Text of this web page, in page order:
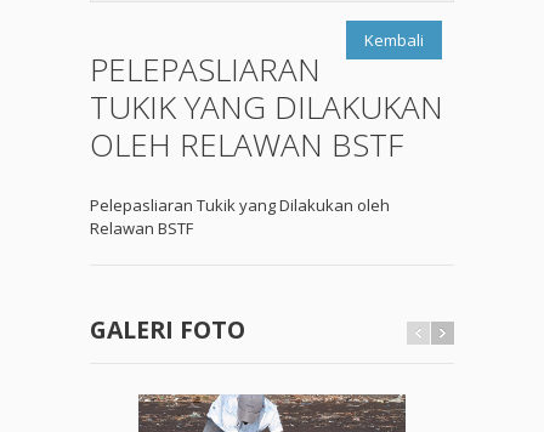
Kembali
PELEPASLIARAN
TUKIK YANG DILAKUKAN
OLEH RELAWAN BSTF
Pelepasliaran Tukik yang Dilakukan oleh
Relawan BSTF
GALERI FOTO